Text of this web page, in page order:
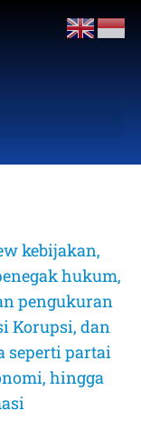
kebijakan,
hukum,
pengukuran
Korupsi, dan
seperti partai
hingga